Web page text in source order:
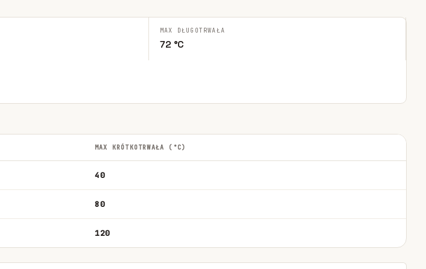
MAX DŁUGOTRWAŁA
72 °C
MAX KRÓTKOTRWAŁA (°C)
40
80
120